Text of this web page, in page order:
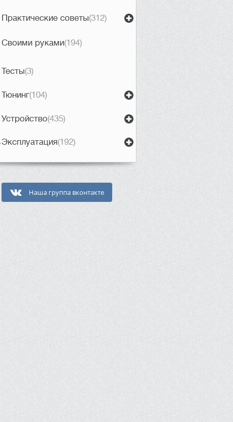
Практические советы(312)
Своими руками(194)
Тесты(3)
Тюнинг(104)
Устройство(435)
Эксплуатация(192)
Наша группа вконтакте